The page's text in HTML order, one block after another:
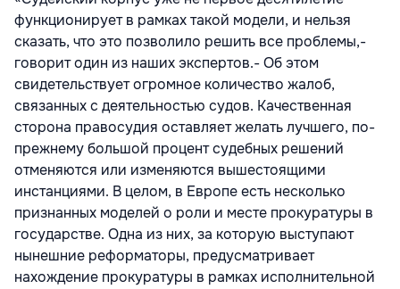
функционирует в рамках такой модели, и нельзя
сказать, что это позволило решить все проблемы,-
говорит один из наших экспертов.- Об этом
свидетельствует огромное количество жалоб,
связанных с деятельностью судов. Качественная
сторона правосудия оставляет желать лучшего, по-
прежнему большой процент судебных решений
отменяются или изменяются вышестоящими
инстанциями. В целом, в Европе есть несколько
признанных моделей о роли и месте прокуратуры в
государстве. Одна из них, за которую выступают
нынешние реформаторы, предусматривает
нахождение прокуратуры в рамках исполнительной